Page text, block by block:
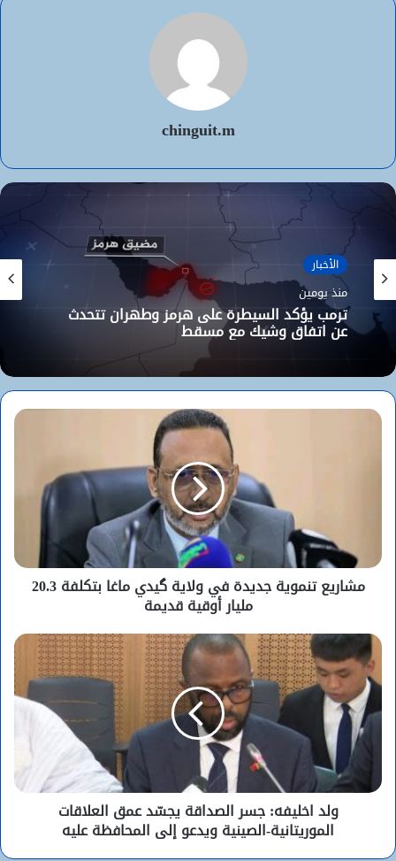
chinguit.m
الأخبار
منذ يومين
ترمب يؤكد السيطرة على هرمز وطهران تتحدث
عن اتفاق وشيك مع مسقط
مشاريع تنموية جديدة في ولاية گيدي ماغا بتكلفة 20.3
مليار أوقية قديمة
ولد اخليفه: جسر الصداقة يجسّد عمق العلاقات
الموريتانية-الصينية ويدعو إلى المحافظة عليه